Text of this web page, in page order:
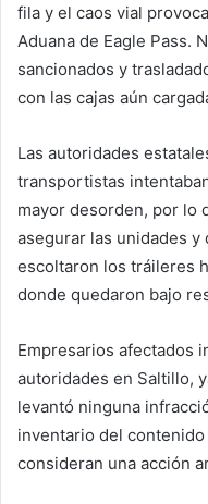
fila y el caos vial
Aduana de Eagle Pass.
sancionados y
con las cajas aún
Las autoridades
transportistas
mayor desorden, por lo
asegurar las unidades y
escoltaron los tráileres
donde quedaron bajo
Empresarios afectados
autoridades en Saltillo,
levantó ninguna
inventario del
consideran una acción